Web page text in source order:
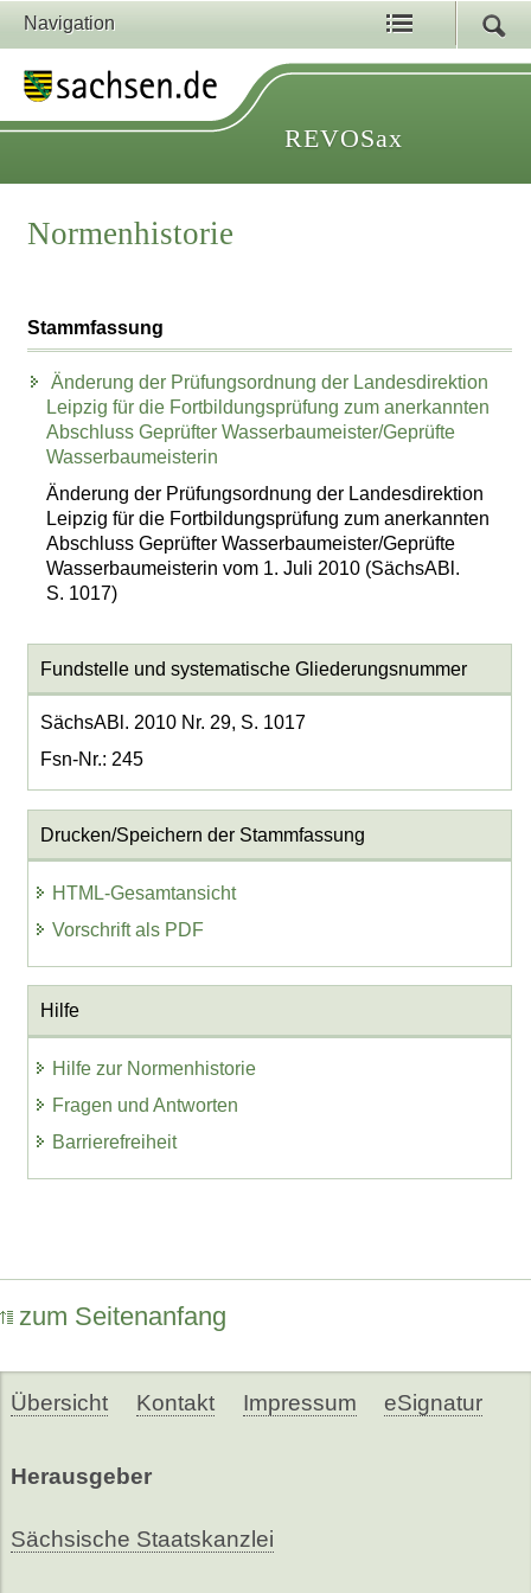
Navigation
REVOSax
Normenhistorie
Stammfassung
Änderung der Prüfungsordnung der Landesdirektion
Leipzig für die Fortbildungsprüfung zum anerkannten
Abschluss Geprüfter Wasserbaumeister/Geprüfte
Wasserbaumeisterin
Änderung der Prüfungsordnung der Landesdirektion
Leipzig für die Fortbildungsprüfung zum anerkannten
Abschluss Geprüfter Wasserbaumeister/Geprüfte
Wasserbaumeisterin vom 1. Juli 2010 (SächsABl.
S. 1017)
Fundstelle und systematische Gliederungsnummer
SächsABl. 2010 Nr. 29, S. 1017
Fsn-Nr.: 245
Drucken/Speichern der Stammfassung
HTML-Gesamtansicht
Vorschrift als PDF
Hilfe
Hilfe zur Normenhistorie
Fragen und Antworten
Barrierefreiheit
zum Seitenanfang
Übersicht Kontakt Impressum eSignatur
Herausgeber
Sächsische Staatskanzlei